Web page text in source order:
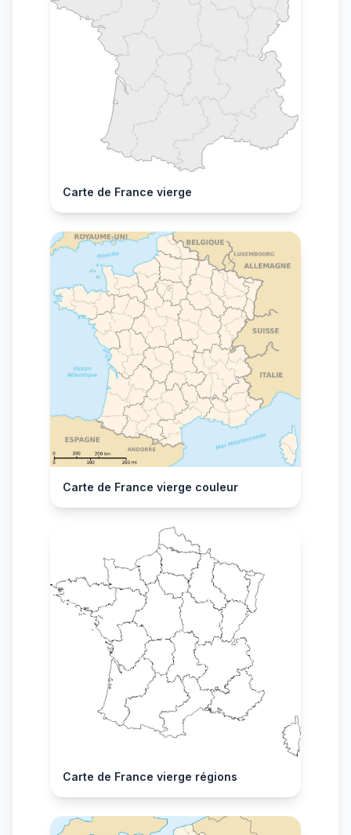
Carte de France vierge
Carte de France vierge couleur
Carte de France vierge régions